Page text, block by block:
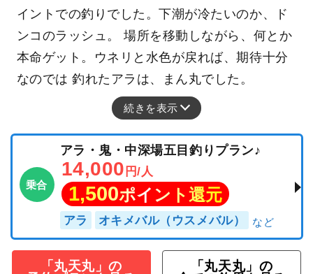
イントでの釣りでした。下潮が冷たいのか、ド
ンコのラッシュ。 場所を移動しながら、何とか
本命ゲット。ウネリと水色が戻れば、期待十分
なのでは 釣れたアラは、まん丸でした。
続きを表示
乗合
アラ・鬼・中深場五目釣りプラン♪
14,000 円/人
1,500ポイント還元
アラ オキメバル（ウスメバル）
「丸天丸」の
「丸天丸」の